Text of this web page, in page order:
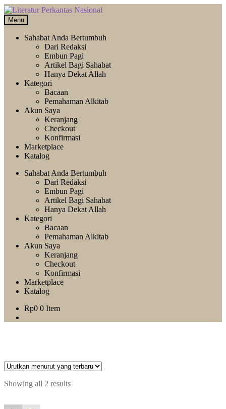
Skip
to
navigation
Langsung
ke
isi
Menu
Sahabat Anda Bertumbuh
Dari Redaksi
Embun Pagi
Artikel Bagi Sahabat
Hanya Dekat Allah
Kategori
Bacaan
Pemahaman Alkitab
Akun Saya
Keranjang
Checkout
Konfirmasi
Marketplace
Katalog
Sahabat Anda Bertumbuh
Dari Redaksi
Embun Pagi
Artikel Bagi Sahabat
Hanya Dekat Allah
Kategori
Bacaan
Pemahaman Alkitab
Akun Saya
Keranjang
Checkout
Konfirmasi
Marketplace
Katalog
Rp0 0 Item
Showing all 2 results